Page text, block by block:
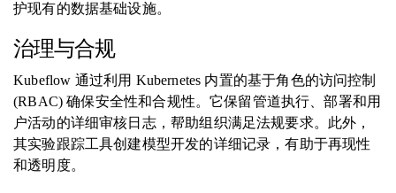
护现有的数据基础设施。
治理与合规
Kubeflow 通过利用 Kubernetes 内置的基于角色的访问控制
(RBAC) 确保安全性和合规性。它保留管道执行、部署和用
户活动的详细审核日志，帮助组织满足法规要求。此外，
其实验跟踪工具创建模型开发的详细记录，有助于再现性
和透明度。